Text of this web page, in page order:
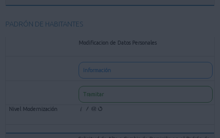
PADRÓN DE HABITANTES
Modificacion de Datos Personales
Información
Tramitar